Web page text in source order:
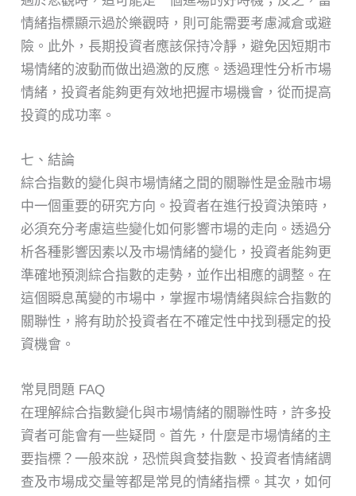
情緒指標顯示過於樂觀時，則可能需要考慮減倉或避
險。此外，長期投資者應該保持冷靜，避免因短期市
場情緒的波動而做出過激的反應。透過理性分析市場
情緒，投資者能夠更有效地把握市場機會，從而提高
投資的成功率。
七、結論
綜合指數的變化與市場情緒之間的關聯性是金融市場
中一個重要的研究方向。投資者在進行投資決策時，
必須充分考慮這些變化如何影響市場的走向。透過分
析各種影響因素以及市場情緒的變化，投資者能夠更
準確地預測綜合指數的走勢，並作出相應的調整。在
這個瞬息萬變的市場中，掌握市場情緒與綜合指數的
關聯性，將有助於投資者在不確定性中找到穩定的投
資機會。
常見問題 FAQ
在理解綜合指數變化與市場情緒的關聯性時，許多投
資者可能會有一些疑問。首先，什麼是市場情緒的主
要指標？一般來說，恐慌與貪婪指數、投資者情緒調
查及市場成交量等都是常見的情緒指標。其次，如何